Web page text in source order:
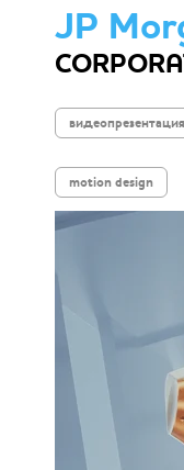
JP
видеопрезентация
motion design